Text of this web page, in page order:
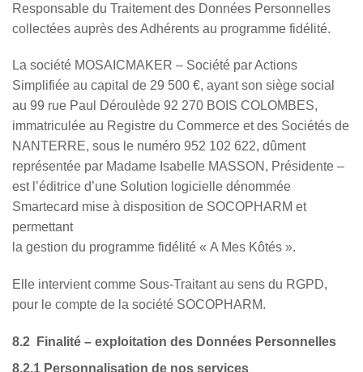
Responsable du Traitement des Données Personnelles
collectées auprès des Adhérents au programme fidélité.
La société MOSAICMAKER – Société par Actions
Simplifiée au capital de 29 500 €, ayant son siège social
au 99 rue Paul Déroulède 92 270 BOIS COLOMBES,
immatriculée au Registre du Commerce et des Sociétés de
NANTERRE, sous le numéro 952 102 622, dûment
représentée par Madame Isabelle MASSON, Présidente –
est l’éditrice d’une Solution logicielle dénommée
Smartecard mise à disposition de SOCOPHARM et
permettant
la gestion du programme fidélité « A Mes Kôtés ».
Elle intervient comme Sous-Traitant au sens du RGPD,
pour le compte de la société SOCOPHARM.
8.2 Finalité – exploitation des Données Personnelles
8.2.1 Personnalisation de nos services